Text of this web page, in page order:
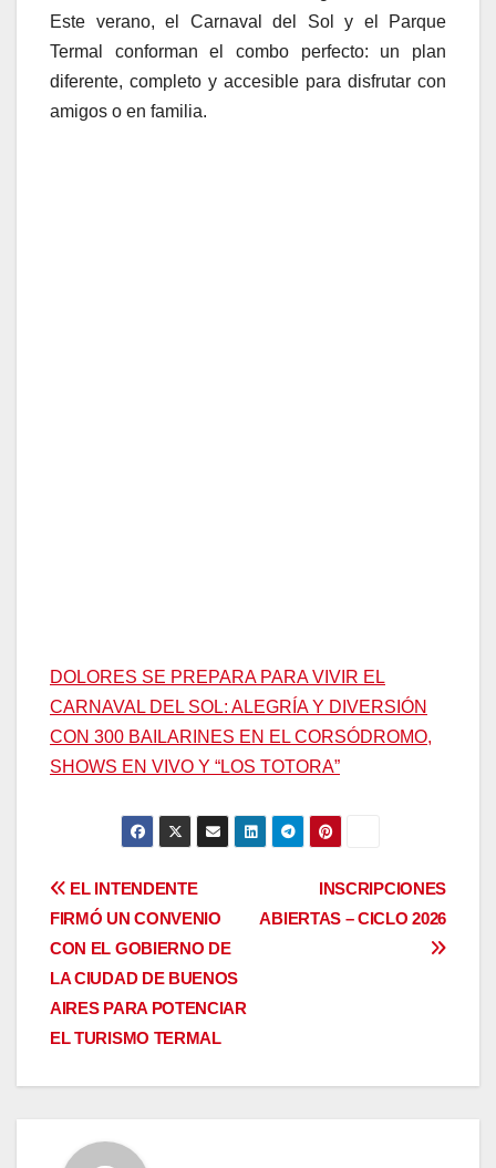
Este verano, el Carnaval del Sol y el Parque
Termal conforman el combo perfecto: un plan
diferente, completo y accesible para disfrutar con
amigos o en familia.
DOLORES SE PREPARA PARA VIVIR EL
CARNAVAL DEL SOL: ALEGRÍA Y DIVERSIÓN
CON 300 BAILARINES EN EL CORSÓDROMO,
SHOWS EN VIVO Y “LOS TOTORA”
Navegación
de
entradas
INSCRIPCIONES
ABIERTAS – CICLO 2026
EL INTENDENTE
FIRMÓ UN CONVENIO
CON EL GOBIERNO DE
LA CIUDAD DE BUENOS
AIRES PARA POTENCIAR
EL TURISMO TERMAL